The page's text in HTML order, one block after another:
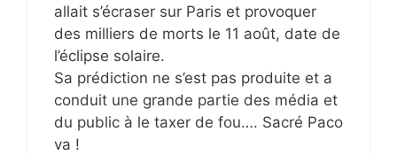
allait s’écraser sur Paris et provoquer
des milliers de morts le 11 août, date de
l’éclipse solaire.
Sa prédiction ne s’est pas produite et a
conduit une grande partie des média et
du public à le taxer de fou…. Sacré Paco
va !